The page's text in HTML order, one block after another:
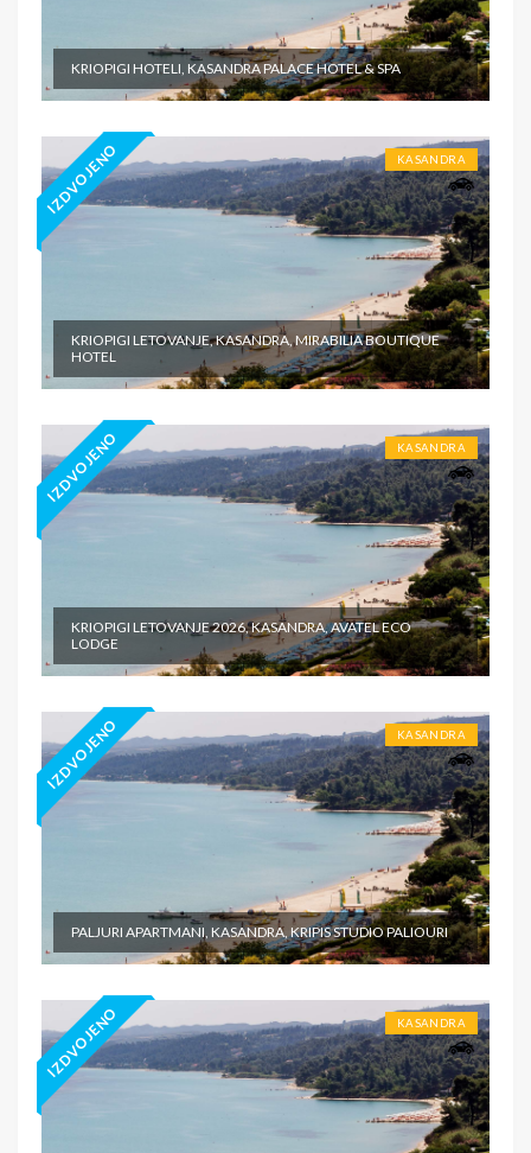
KRIOPIGI HOTELI, KASANDRA PALACE HOTEL & SPA
IZDVOJENO KASANDRA
KRIOPIGI LETOVANJE, KASANDRA, MIRABILIA BOUTIQUE
HOTEL
IZDVOJENO KASANDRA
KRIOPIGI LETOVANJE 2026, KASANDRA, AVATEL ECO
LODGE
IZDVOJENO KASANDRA
PALJURI APARTMANI, KASANDRA, KRIPIS STUDIO PALIOURI
IZDVOJENO KASANDRA